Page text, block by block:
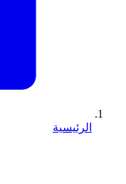
الرئيسية